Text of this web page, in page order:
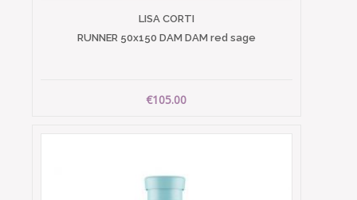
LISA CORTI
RUNNER 50x150 DAM DAM red sage
€105.00